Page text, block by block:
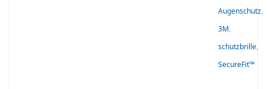
Augenschutz,
3M,
schutzbrille,
SecureFit™